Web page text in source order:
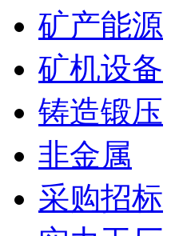
矿产能源
矿机设备
铸造锻压
非金属
采购招标